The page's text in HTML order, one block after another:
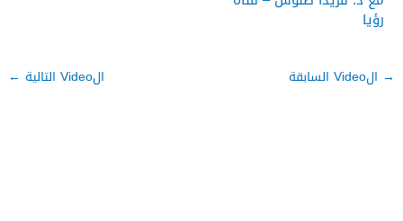
رؤيا
→ الVideo السابقة الVideo التالية ←